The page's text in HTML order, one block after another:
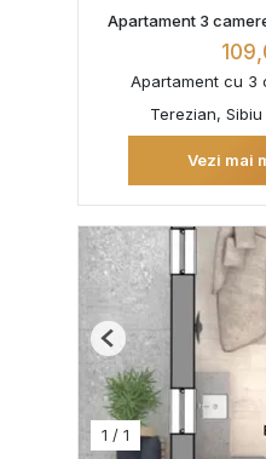
Apartament 3
Apartament cu 3
Terezian, Sibiu
Vezi mai
1 / 1
Previous